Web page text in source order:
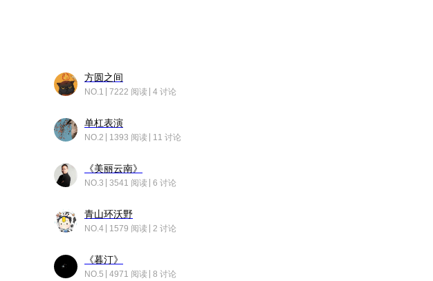
方圆之间
NO.1 7222 阅读 4 讨论
单杠表演
NO.2 1393 阅读 11 讨论
《美丽云南》
NO.3 3541 阅读 6 讨论
青山环沃野
NO.4 1579 阅读 2 讨论
《暮汀》
NO.5 4971 阅读 8 讨论